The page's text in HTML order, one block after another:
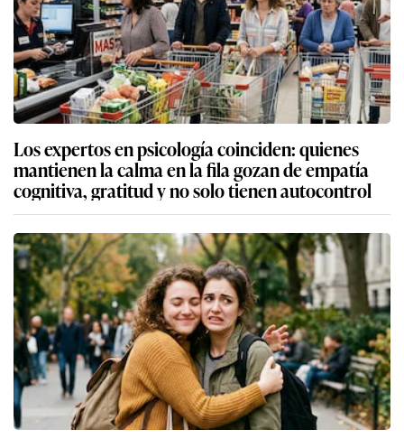
Los expertos en psicología coinciden: quienes
mantienen la calma en la fila gozan de empatía
cognitiva, gratitud y no solo tienen autocontrol